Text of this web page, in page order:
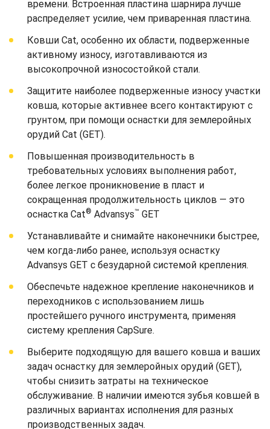
времени. Встроенная пластина шарнира лучше
распределяет усилие, чем приваренная пластина.
Ковши Cat, особенно их области, подверженные
активному износу, изготавливаются из
высокопрочной износостойкой стали.
Защитите наиболее подверженные износу участки
ковша, которые активнее всего контактируют с
грунтом, при помощи оснастки для землеройных
орудий Cat (GET).
Повышенная производительность в
требовательных условиях выполнения работ,
более легкое проникновение в пласт и
сокращенная продолжительность циклов — это
оснастка Cat® Advansys™ GET
Устанавливайте и снимайте наконечники быстрее,
чем когда-либо ранее, используя оснастку
Advansys GET с безударной системой крепления.
Обеспечьте надежное крепление наконечников и
переходников с использованием лишь
простейшего ручного инструмента, применяя
систему крепления CapSure.
Выберите подходящую для вашего ковша и ваших
задач оснастку для землеройных орудий (GET),
чтобы снизить затраты на техническое
обслуживание. В наличии имеются зубья ковшей в
различных вариантах исполнения для разных
производственных задач.